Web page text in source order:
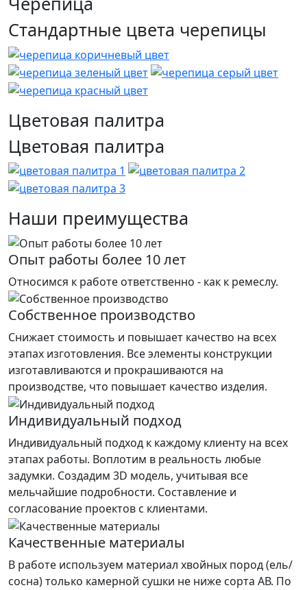
Стандартные цвета черепицы
Цветовая палитра
Цветовая палитра
Наши преимущества
Опыт работы более 10 лет
Относимся к работе ответственно - как к ремеслу.
Собственное производство
Снижает стоимость и повышает качество на всех
этапах изготовления. Все элементы конструкции
изготавливаются и прокрашиваются на
производстве, что повышает качество изделия.
Индивидуальный подход
Индивидуальный подход к каждому клиенту на всех
этапах работы. Воплотим в реальность любые
задумки. Создадим 3D модель, учитывая все
мельчайшие подробности. Составление и
согласование проектов с клиентами.
Качественные материалы
В работе используем материал хвойных пород (ель/
сосна) только камерной сушки не ниже сорта АВ. По